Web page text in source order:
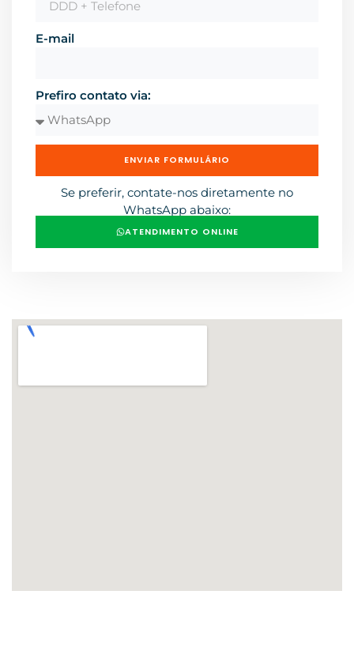
E-mail
Prefiro contato via:
ENVIAR FORMULÁRIO
Se preferir, contate-nos diretamente no
WhatsApp abaixo:
ATENDIMENTO ONLINE